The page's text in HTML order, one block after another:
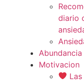
diario
Motivacion